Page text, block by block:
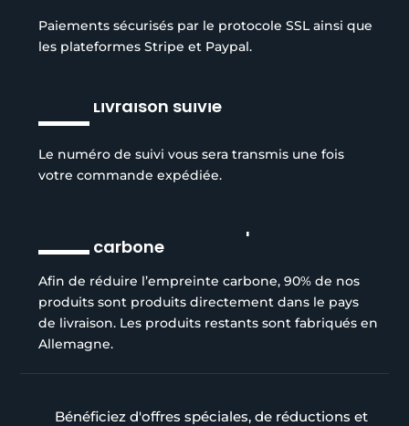
Paiements sécurisés par le protocole SSL ainsi que
les plateformes Stripe et Paypal.
Livraison suivie
Le numéro de suivi vous sera transmis une fois
votre commande expédiée.
carbone
Afin de réduire l’empreinte carbone, 90% de nos
produits sont produits directement dans le pays
de livraison. Les produits restants sont fabriqués en
Allemagne.
Bénéficiez d'offres spéciales, de réductions et